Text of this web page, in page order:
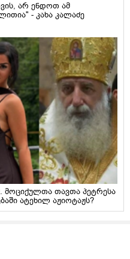
არ ენდოთ ამ
- კახა კალაძე
მოციქულთა თავთა პეტრესა
ატეხილ აჟიოტაჟს?